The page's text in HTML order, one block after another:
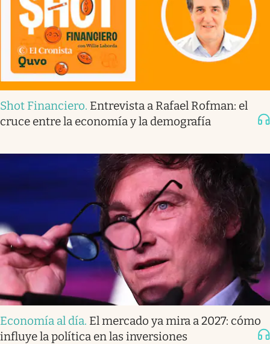
Shot Financiero. Entrevista a Rafael Rofman: el
cruce entre la economía y la demografía
Economía al día. El mercado ya mira a 2027: cómo
influye la política en las inversiones